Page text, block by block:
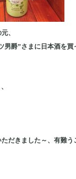
、
爵”さまに日本酒を買
だきました～、有難う